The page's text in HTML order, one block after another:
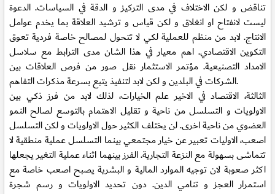
تناقض و لكن الاختلاف في مدى التركيز و الدقة في السياسات. الدعوة
ليست لانفتاح او انغلاق و لكن قياس و ترشيد العلاقة بما يخدم عوامل
الانتاج. لابد من منظم للعملية لكي لا تتحول لمصالح خاصة فردية تعوق
التكوين الاقتصادي. اهم معيار في هذا الشان مدى الترابط مع سلاسل
الامداد التصنيعية. مؤتمر الاستثمار نقل صور من فرص العلاقات بين
الشركات في البلدين و لكن لابد لتنفيذ يتبع بسرعة مذكرات التفاهم.
الثالثة، الاقتصاد في الاخير علم الخيارات، لذلك لابد من فرز ذكي بين
الاولويات و التسلسل من ناحية و تقليل الاهتمام بالتوسع لصالح النمو
العضوي من ناحية اخرى. لن يختلف الكثير حول الاولويات و لكن التسلسل
اصعب، الاوليات تعبير عن خيار مجتمعي بينما التسلسل عملية منطقية لا
تتماشى بسهولة مع النزعة التجارية. الفرز بينهما اثناء عملية التغير يجعلها
اكثر صعوبة لان توجيه الموارد المالية و البشرية يصبح اصعب خاصة مع
استمرار العجز و تنامي الدين. دون تحديد الاولويات و رسم شجرة